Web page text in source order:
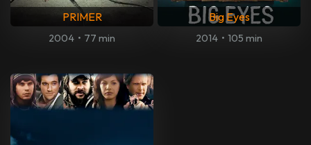
PRIMER
2004 • 77 min
Big Eyes
2014 • 105 min